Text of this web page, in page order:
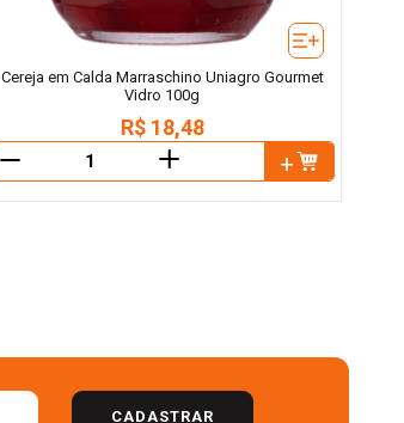
Cereja em Calda Marraschino Uniagro Gourmet
Vidro 100g
R$ 18,48
＋
CADASTRAR